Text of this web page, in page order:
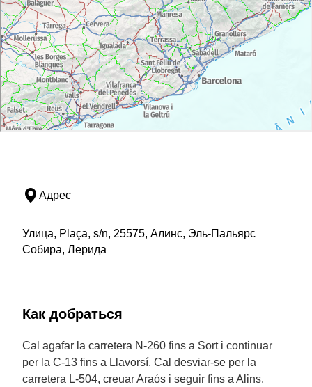
Адрес
Улица, Plaça, s/n, 25575, Алинс, Эль-Пальярс
Собира, Лерида
Как добраться
Cal agafar la carretera N-260 fins a Sort i continuar
per la C-13 fins a Llavorsí. Cal desviar-se per la
carretera L-504, creuar Araós i seguir fins a Alins.